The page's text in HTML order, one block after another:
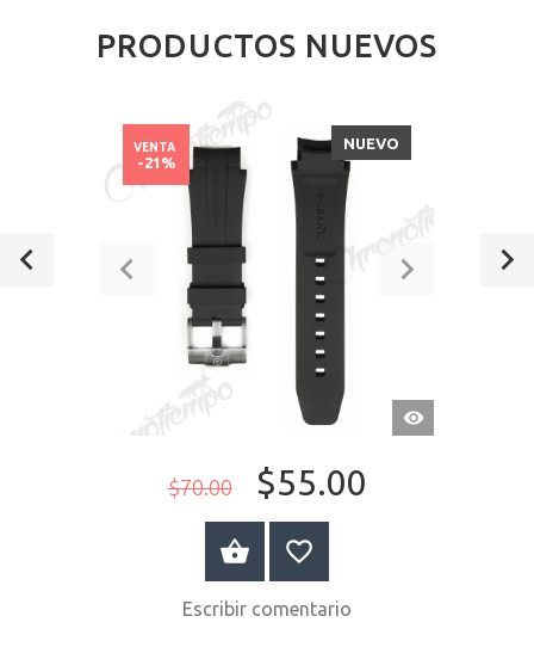
PRODUCTOS NUEVOS
VISTA
RÁPIDA
NUEVO
$70.00 $55.00
VENTA
-21%
A LA CESTA
Escribir comentario